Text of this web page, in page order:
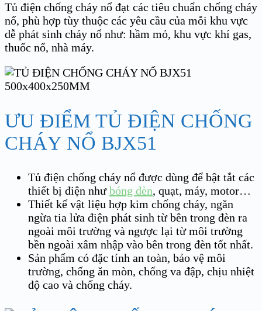
Tủ điện chống cháy nổ đạt các tiêu chuẩn chống cháy
nổ, phù hợp tùy thuộc các yêu cầu của mỗi khu vực
dễ phát sinh cháy nổ như: hầm mỏ, khu vực khí gas,
thuốc nổ, nhà máy.
ƯU ĐIỂM TỦ ĐIỆN CHỐNG
CHÁY NỔ BJX51
Tủ điện chống cháy nổ được dùng để bật tắt các
thiết bị điện nhưbóng đèn, quạt, máy, motor…
Thiết kế vật liệu hợp kim chống cháy, ngăn
ngừa tia lửa điện phát sinh từ bên trong đèn ra
ngoài môi trường và ngược lại từ môi trường
bền ngoài xâm nhập vào bên trong đèn tốt nhất.
Sản phẩm có đặc tính an toàn, bảo vệ môi
trường, chống ăn mòn, chống va đập, chịu nhiệt
độ cao và chống cháy.